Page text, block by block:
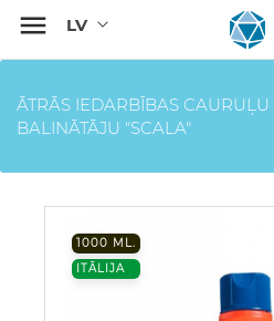

ĀTRĀS IEDARBĪBAS CAURUĻU
BALINĀTĀJU "SCALA"
1000 ML.
ITĀLIJA